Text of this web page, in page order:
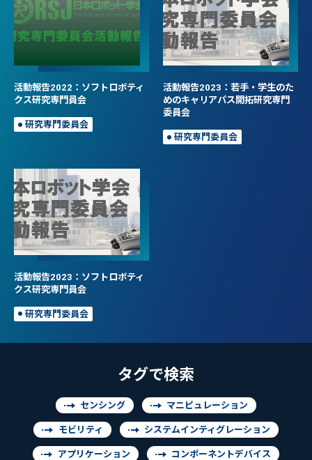
活動報告2022：ソフトロボティ
クス研究専門員会
研究専門委員会
活動報告2023：若手・学生のた
めのキャリアパス開拓研究専門
委員会
研究専門委員会
活動報告2023：ソフトロボティ
クス研究専門員会
研究専門委員会
タグで検索
センシング マニピュレーション
モビリティ システムインティグレーション
アプリケーション コンポーネントデバイス